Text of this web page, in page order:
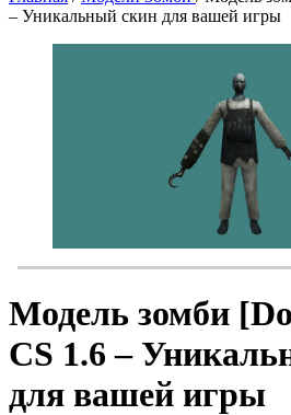
– Уникальный скин для вашей игры
Модель зомби
CS 1.6 –
для вашей игры